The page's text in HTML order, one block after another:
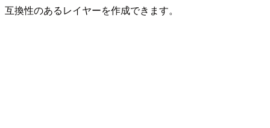
互換性のあるレイヤーを作成できます。